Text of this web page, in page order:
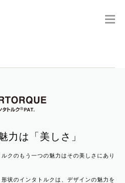
力は「美しさ」
クのもう一つの魅力はその美しさにあり
状のインタトルクは、デザインの魅力を